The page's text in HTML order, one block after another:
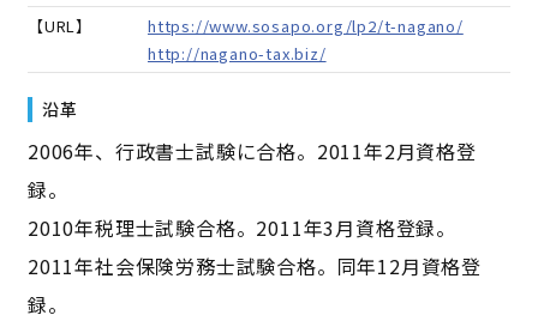
【URL】
https://www.sosapo.org/lp2/t-nagano/
http://nagano-tax.biz/
沿革
2006年、行政書士試験に合格。2011年2月資格登
録。
2010年税理士試験合格。2011年3月資格登録。
2011年社会保険労務士試験合格。同年12月資格登
録。